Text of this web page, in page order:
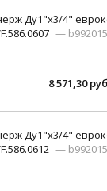
Ду1"х3/4"
—
8 571,30
Ду1"х3/4"
—